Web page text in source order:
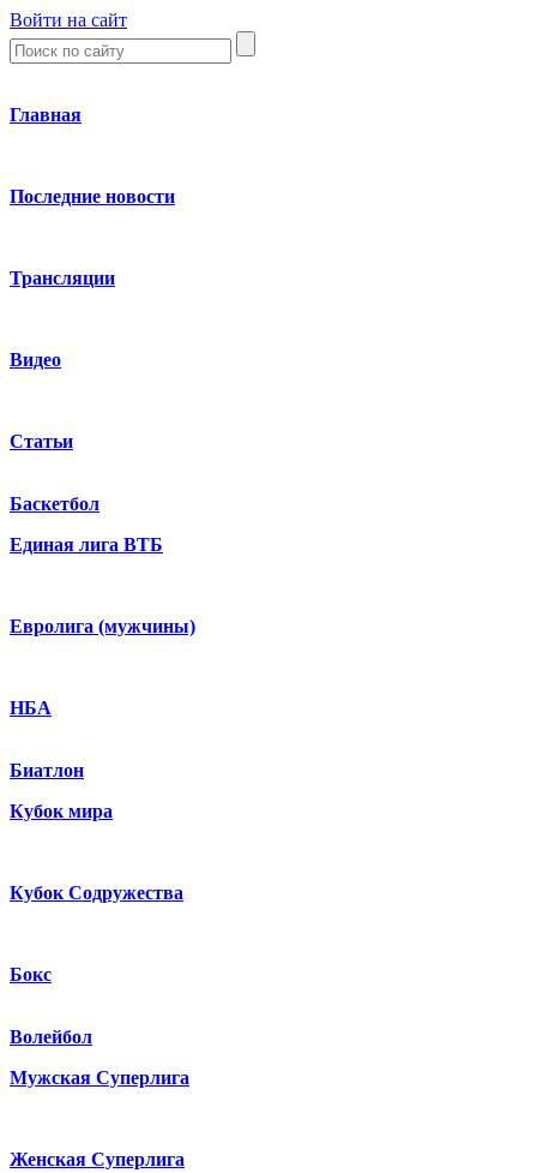
Войти на сайт
Главная
Последние новости
Трансляции
Видео
Статьи
Баскетбол
Единая лига ВТБ
Евролига (мужчины)
НБА
Биатлон
Кубок мира
Кубок Содружества
Бокс
Волейбол
Мужская Суперлига
Женская Суперлига